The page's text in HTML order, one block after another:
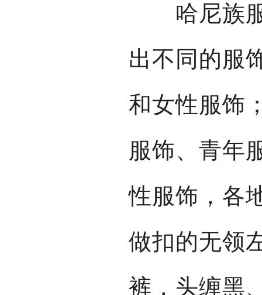
哈尼族服
出不同的服
和女性服饰
服饰、青年
性服饰，各
做扣的无领
裤，头缠黑